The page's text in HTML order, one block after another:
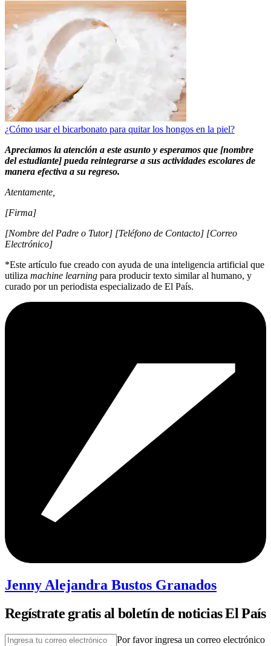
¿Cómo usar el bicarbonato para quitar los hongos en la piel?
Apreciamos la atención a este asunto y esperamos que [nombre
del estudiante] pueda reintegrarse a sus actividades escolares de
manera efectiva a su regreso.
Atentamente,
[Firma]
[Nombre del Padre o Tutor] [Teléfono de Contacto] [Correo
Electrónico]
*Este artículo fue creado con ayuda de una inteligencia artificial que
utiliza machine learning para producir texto similar al humano, y
curado por un periodista especializado de El País.
Jenny Alejandra Bustos Granados
Regístrate gratis al boletín de noticias El País
Por favor ingresa un correo electrónico